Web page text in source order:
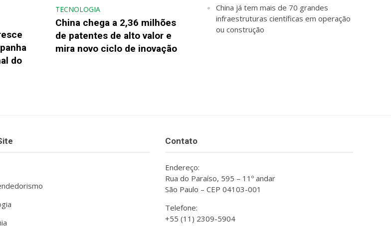
do
TECNOLOGIA
China chega a 2,36 milhões
de patentes de alto valor e
mira novo ciclo de inovação
China já tem mais de 70 grandes
infraestruturas científicas em operação
ou construção
Contato
Endereço:
Rua do Paraíso, 595 – 11º andar
São Paulo – CEP 04103-001
Telefone:
+55 (11) 2309-5904